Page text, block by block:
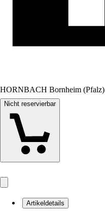
HORNBACH Bornheim (Pfalz)
Nicht reservierbar
Artikeldetails